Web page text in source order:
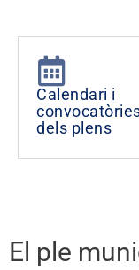
Calendari i
dels plens
El ple